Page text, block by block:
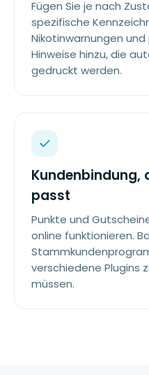
Fügen Sie je nach
spezifische
Nikotinwarnungen
Hinweise hinzu, die
gedruckt werden.
Kundenbindung,
passt
Punkte und
online funktionieren.
verschiedene Plugins
müssen.